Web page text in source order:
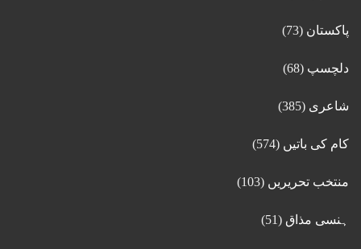
پاکستان (73)
دلچسپ (68)
شاعری (385)
کام کی باتیں (574)
منتخب تحریریں (103)
ہنسی مذاق (51)